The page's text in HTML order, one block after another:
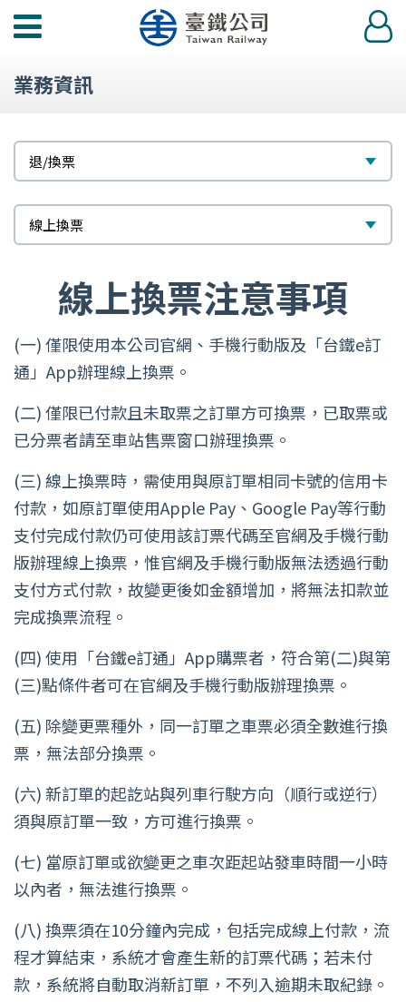
功
選
登
入
業務資訊
題
退/換票
標
線上換票
線上換票注意事項
(一) 僅限使用本公司官網、手機行動版及「台鐵e訂
通」App辦理線上換票。
(二) 僅限已付款且未取票之訂單方可換票，已取票或
已分票者請至車站售票窗口辦理換票。
(三) 線上換票時，需使用與原訂單相同卡號的信用卡
付款，如原訂單使用Apple Pay、Google Pay等行動
支付完成付款仍可使用該訂票代碼至官網及手機行動
版辦理線上換票，惟官網及手機行動版無法透過行動
支付方式付款，故變更後如金額增加，將無法扣款並
完成換票流程。
(四) 使用「台鐵e訂通」App購票者，符合第(二)與第
(三)點條件者可在官網及手機行動版辦理換票。
(五) 除變更票種外，同一訂單之車票必須全數進行換
票，無法部分換票。
(六) 新訂單的起訖站與列車行駛方向（順行或逆行）
須與原訂單一致，方可進行換票。
(七) 當原訂單或欲變更之車次距起站發車時間一小時
以內者，無法進行換票。
(八) 換票須在10分鐘內完成，包括完成線上付款，流
程才算結束，系統才會產生新的訂票代碼；若未付
款，系統將自動取消新訂單，不列入逾期未取紀錄。